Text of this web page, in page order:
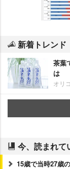
新着トレンド
茶葉
は
オリ
今、読まれて
15歳で当時27歳